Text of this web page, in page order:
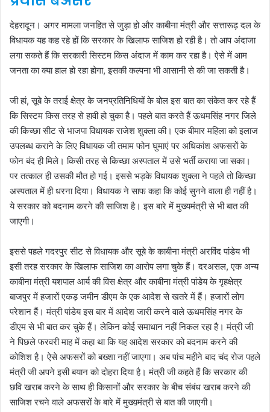
देहरादून। अगर मामला जनहित से जुड़ा हो और काबीना मंत्री और सत्तारूढ़ दल के
विधायक यह कह रहे हों कि सरकार के खिलाफ साजिश हो रही है। तो आप अंदाजा
लगा सकते हैं कि सरकारी सिस्टम किस अंदाज में काम कर रहा है। ऐसे में आम
जनता का क्या हाल हो रहा होगा, इसकी कल्पना भी आसानी से की जा सकती है।
जी हां, सूबे के तराई क्षेत्र के जनप्रतिनिधियों के बोल इस बात का संकेत कर रहे हैं
कि सिस्टम किस तरह से हावी हो चुका है। पहले बात करते हैं ऊधमसिंह नगर जिले
की किच्छा सीट से भाजपा विधायक राजेश शुक्ला की। एक बीमार महिला को इलाज
उपलब्ध कराने के लिए विधायक जी तमाम फोन घुमाएं पर अधिकांश अफसरों के
फोन बंद ही मिले। किसी तरह से किच्छा अस्पताल में उसे भर्ती कराया जा सका।
पर तत्काल ही उसकी मौत हो गई। इससे भड़के विधायक शुक्ला ने पहले तो किच्छा
अस्पताल में ही धरना दिया। विधायक ने साफ कहा कि कोई सुनने वाला ही नहीं है।
ये सरकार को बदनाम करने की साजिश है। इस बारे में मुख्यमंत्री से भी बात की
जाएगी।
इससे पहले गदरपुर सीट से विधायक और सूबे के काबीना मंत्री अरविंद पांडेय भी
इसी तरह सरकार के खिलाफ साजिश का आरोप लगा चुके हैं। दरअसल, एक अन्य
काबीना मंत्री यशपाल आर्य की विस क्षेत्र और काबीना मंत्री पांडेय के गृहक्षेत्र
बाजपुर में हजारों एकड़ जमीन डीएम के एक आदेश से खतरे में हैं। हजारों लोग
परेशान हैं। मंत्री पांडेय इस बार में आदेश जारी करने वाले ऊधमसिंह नगर के
डीएम से भी बात कर चुके हैं। लेकिन कोई समाधान नहीं निकल रहा है। मंत्री जी
ने पिछले फरवरी माह में कहा था कि यह आदेश सरकार को बदनाम करने की
कोशिश है। ऐसे अफसरों को बख्शा नहीं जाएगा। अब पांच महीने बाद चंद रोज पहले
मंत्री जी अपने इसी बयान को दोहरा दिया है। मंत्री जी कहते हैं कि सरकार की
छवि खराब करने के साथ ही किसानों और सरकार के बीच संबंध खराब करने की
साजिश रचने वाले अफसरों के बारे में मुख्य़मंत्री से बात की जाएगी।